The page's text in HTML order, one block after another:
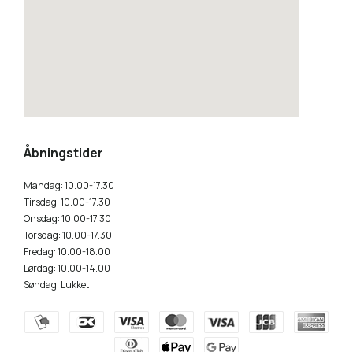
Åbningstider
Mandag: 10.00-17.30
Tirsdag: 10.00-17.30
Onsdag: 10.00-17.30
Torsdag: 10.00-17.30
Fredag: 10.00-18.00
Lørdag: 10.00-14.00
Søndag: Lukket